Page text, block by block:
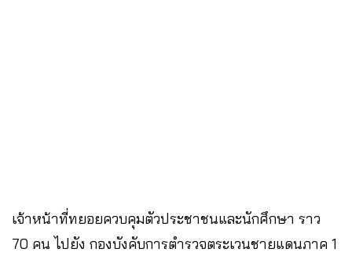
เจ้าหน้าที่ทยอยควบคุมตัวประชาชนและนักศึกษา ราว
70 คน ไปยัง กองบังคับการตำรวจตระเวนชายแดนภาค 1